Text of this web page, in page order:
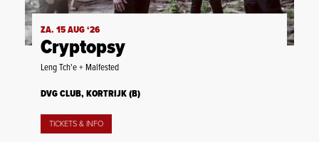
ZA. 15 AUG ‘26
Cryptopsy
Leng Tch'e + Malfested
DVG CLUB, KORTRIJK (B)
TICKETS & INFO